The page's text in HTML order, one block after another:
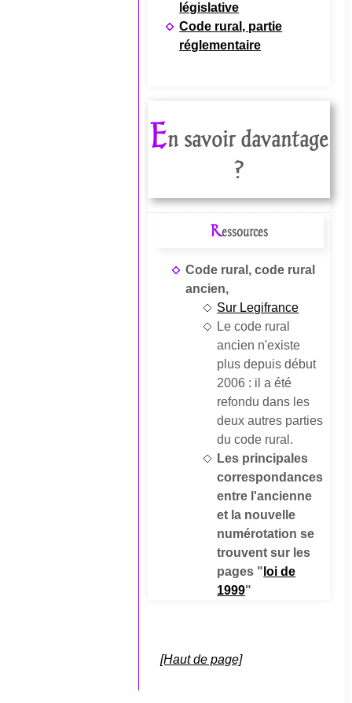
législative
Code rural, partie
réglementaire
En savoir davantage
?
Ressources
Code rural, code rural
ancien,
Sur Legifrance
Le code rural
ancien n'existe
plus depuis début
2006 : il a été
refondu dans les
deux autres parties
du code rural.
Les principales
correspondances
entre l'ancienne
et la nouvelle
numérotation se
trouvent sur les
pages " loi de
1999"
[Haut de page]